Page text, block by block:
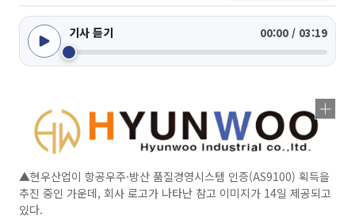
기사 듣기 00:00 / 03:19
▲현우산업이 항공우주·방산 품질경영시스템 인증(AS9100) 획득을
추진 중인 가운데, 회사 로고가 나타난 참고 이미지가 14일 제공되고
있다.